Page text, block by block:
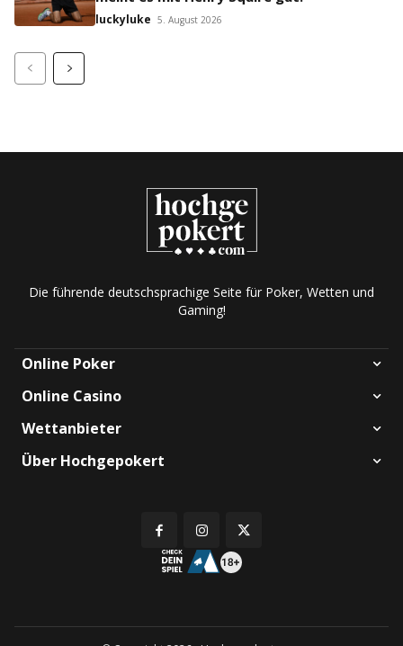
luckyluke 5. August 2026
Die führende deutschsprachige Seite für Poker, Wetten und
Gaming!
Online Poker
Online Casino
Wettanbieter
Über Hochgepokert